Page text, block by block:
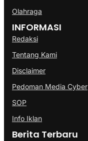
Olahraga
INFORMASI
Redaksi
Tentang Kami
Disclaimer
Pedoman Media Cyber
SOP
Info Iklan
Berita Terbaru